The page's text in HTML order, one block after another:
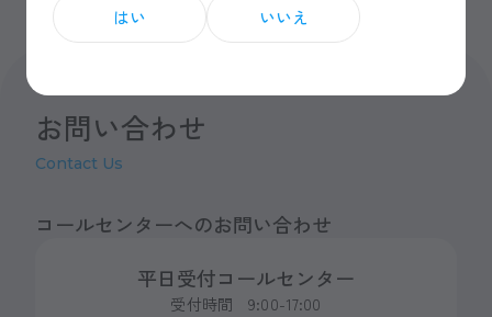
はい いいえ
お問い合わせ
Contact Us
コールセンターへのお問い合わせ
平日受付コールセンター
受付時間 9:00-17:00